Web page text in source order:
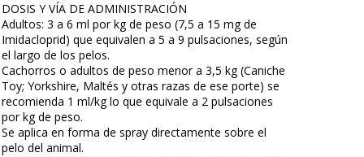
DOSIS Y VÍA DE ADMINISTRACIÓN
Adultos: 3 a 6 ml por kg de peso (7,5 a 15 mg de
Imidacloprid) que equivalen a 5 a 9 pulsaciones, según
el largo de los pelos.
Cachorros o adultos de peso menor a 3,5 kg (Caniche
Toy; Yorkshire, Maltés y otras razas de ese porte) se
recomienda 1 ml/kg lo que equivale a 2 pulsaciones
por kg de peso.
Se aplica en forma de spray directamente sobre el
pelo del animal.